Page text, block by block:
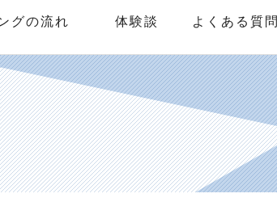
グの流れ 体験談 よくある質問